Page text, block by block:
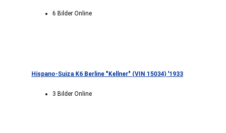
6 Bilder Online
Hispano-Suiza K6 Berline "Kellner" (VIN 15034) '1933
3 Bilder Online